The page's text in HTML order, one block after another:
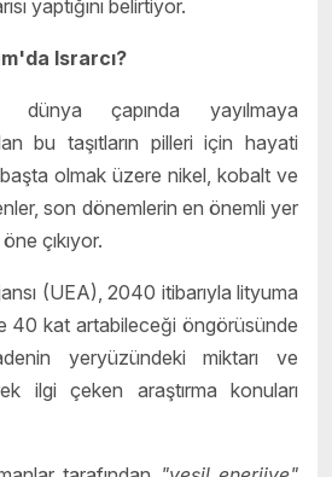
yaptığını belirtiyor.
Israrcı?
dünya çapında yayılmaya
bu taşıtların pilleri için hayati
olmak üzere nikel, kobalt ve
son dönemlerin en önemli yer
çıkıyor.
(UEA), 2040 itibarıyla lityuma
40 kat artabileceği öngörüsünde
yeryüzündeki miktarı ve
ilgi çeken araştırma konuları